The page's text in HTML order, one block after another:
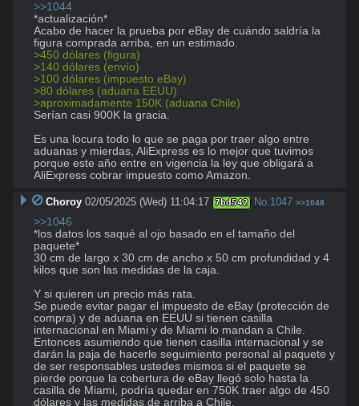
>>1044
*actualización*
Acabo de hacer la prueba por eBay de cuándo saldría la
>450 dólares (figura)
>140 dólares (envío)
>100 dólares (impuesto eBay)
>80 dólares (aduana EEUU)
>aproximadamente 150K (aduana Chile)
Serían casi 900K la gracia.
Es una locura todo lo que se paga por traer algo entre
aduanas y mierdas, AliExpress es lo mejor que tuvimos
porque este año entre en vigencia la ley que obligará a
AliExpress cobrar impuesto como Amazon.
Choroy 02/05/2025 (Wed) 11:04:17 7bd542 No.1047 >>1048
>>1046
*los datos los saqué al ojo basado en el tamaño del
paquete*
30 cm de largo x 30 cm de ancho x 50 cm profundidad y 4
kilos que son las medidas de la caja.
Y si quieren un precio más rata.
Se puede evitar pagar el impuesto de eBay (protección de
compra) y de aduana en EEUU si tienen casilla
internacional en Miami y de Miami lo mandan a Chile.
Entonces asumiendo que tienen casilla internacional y se
darán la paja de hacerle seguimiento personal al paquete y
de ser responsables ustedes mismos si el paquete se
pierde porque la cobertura de eBay llegó solo hasta la
casilla de Miami, podría quedar en 750K traer algo de 450
dólares y las medidas de arriba a Chile.